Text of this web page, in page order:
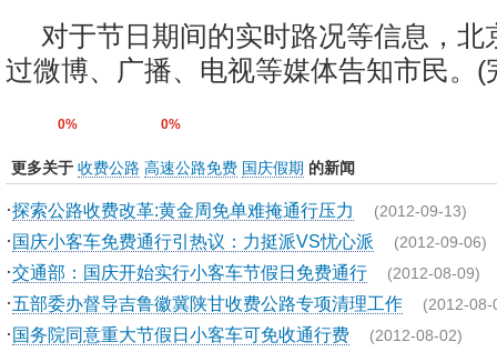
对于节日期间的实时路况等信息，北
过微博、广播、电视等媒体告知市民。(
0% 0%
更多关于 收费公路 高速公路免费 国庆假期 的新闻
·探索公路收费改革:黄金周免单难掩通行压力 (2012-09-13)
·国庆小客车免费通行引热议：力挺派VS忧心派 (2012-09-06)
·交通部：国庆开始实行小客车节假日免费通行 (2012-08-09)
·五部委办督导吉鲁徽冀陕甘收费公路专项清理工作 (2012-08-
·国务院同意重大节假日小客车可免收通行费 (2012-08-02)